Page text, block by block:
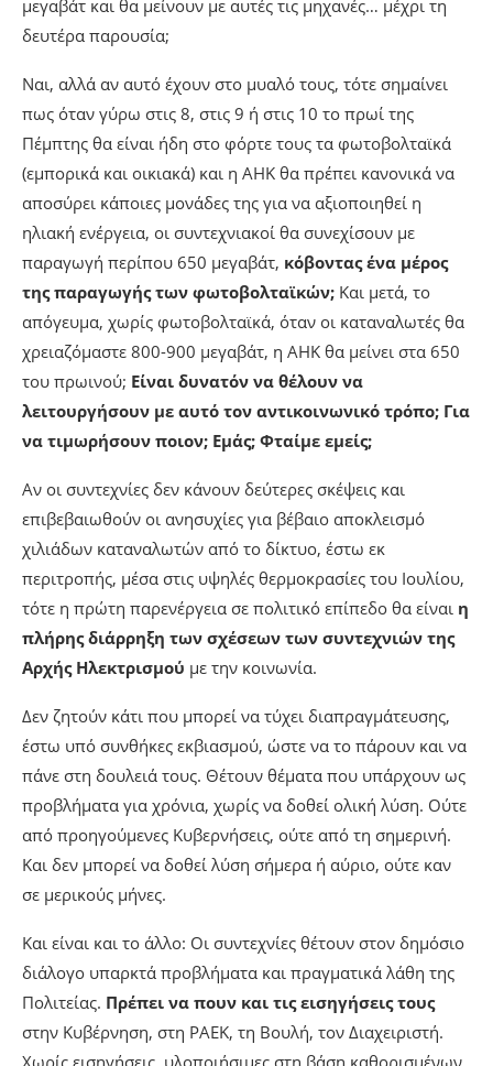
μεγαβάτ και θα μείνουν με αυτές τις μηχανές… μέχρι τη
δευτέρα παρουσία;
Ναι, αλλά αν αυτό έχουν στο μυαλό τους, τότε σημαίνει
πως όταν γύρω στις 8, στις 9 ή στις 10 το πρωί της
Πέμπτης θα είναι ήδη στο φόρτε τους τα φωτοβολταϊκά
(εμπορικά και οικιακά) και η ΑΗΚ θα πρέπει κανονικά να
αποσύρει κάποιες μονάδες της για να αξιοποιηθεί η
ηλιακή ενέργεια, οι συντεχνιακοί θα συνεχίσουν με
παραγωγή περίπου 650 μεγαβάτ, κόβοντας ένα μέρος
της παραγωγής των φωτοβολταϊκών; Και μετά, το
απόγευμα, χωρίς φωτοβολταϊκά, όταν οι καταναλωτές θα
χρειαζόμαστε 800-900 μεγαβάτ, η ΑΗΚ θα μείνει στα 650
του πρωινού; Είναι δυνατόν να θέλουν να
λειτουργήσουν με αυτό τον αντικοινωνικό τρόπο; Για
να τιμωρήσουν ποιον; Εμάς; Φταίμε εμείς;
Αν οι συντεχνίες δεν κάνουν δεύτερες σκέψεις και
επιβεβαιωθούν οι ανησυχίες για βέβαιο αποκλεισμό
χιλιάδων καταναλωτών από το δίκτυο, έστω εκ
περιτροπής, μέσα στις υψηλές θερμοκρασίες του Ιουλίου,
τότε η πρώτη παρενέργεια σε πολιτικό επίπεδο θα είναι η
πλήρης διάρρηξη των σχέσεων των συντεχνιών της
Αρχής Ηλεκτρισμού με την κοινωνία.
Δεν ζητούν κάτι που μπορεί να τύχει διαπραγμάτευσης,
έστω υπό συνθήκες εκβιασμού, ώστε να το πάρουν και να
πάνε στη δουλειά τους. Θέτουν θέματα που υπάρχουν ως
προβλήματα για χρόνια, χωρίς να δοθεί ολική λύση. Ούτε
από προηγούμενες Κυβερνήσεις, ούτε από τη σημερινή.
Και δεν μπορεί να δοθεί λύση σήμερα ή αύριο, ούτε καν
σε μερικούς μήνες.
Και είναι και το άλλο: Οι συντεχνίες θέτουν στον δημόσιο
διάλογο υπαρκτά προβλήματα και πραγματικά λάθη της
Πολιτείας. Πρέπει να πουν και τις εισηγήσεις τους
στην Κυβέρνηση, στη ΡΑΕΚ, τη Βουλή, τον Διαχειριστή.